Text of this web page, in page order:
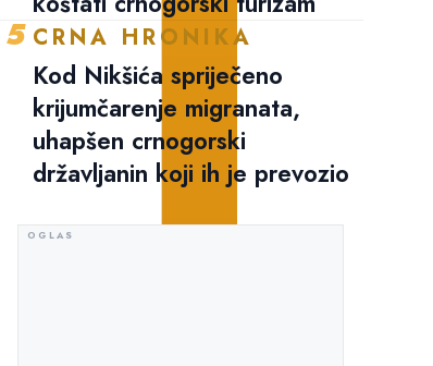
5 CRNA HRONIKA
Kod Nikšića spriječeno
krijumčarenje migranata,
uhapšen crnogorski
državljanin koji ih je prevozio